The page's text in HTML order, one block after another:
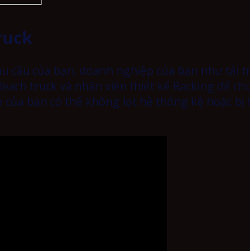
cầu của bạn, doanh nghiệp của bạn như tải
truck và nhân viên thiết kế Racking để
bạn có thể không lọt hệ thống kệ hoặc